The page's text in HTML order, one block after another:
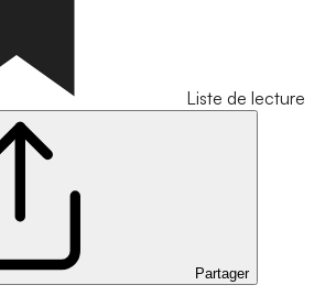
Liste de lecture
Partager